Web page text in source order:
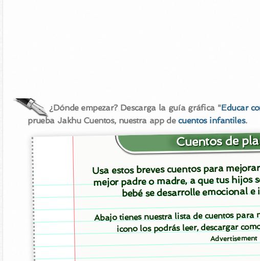
¿Dónde empezar? Descarga la guía gráfica "Educar
prueba Jakhu Cuentos, nuestra app de cuentos infantiles.
Cuentos de
Usa estos breves cuentos para
mejor padre o madre, a que tus hijos
bebé se desarrolle emocional
Abajo tienes nuestra lista de cuentos para
icono los podrás leer, descargar
Advertisement